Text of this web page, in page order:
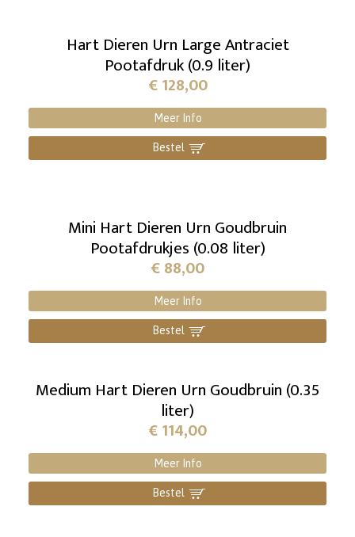
Hart Dieren Urn Large Antraciet
Pootafdruk (0.9 liter)
€128,00
Meer Info
Bestel ]
Mini Hart Dieren Urn Goudbruin
Pootafdrukjes (0.08 liter)
€88,00
Meer Info
Bestel ]
Medium Hart Dieren Urn Goudbruin (0.35
liter)
€114,00
Meer Info
Bestel ]